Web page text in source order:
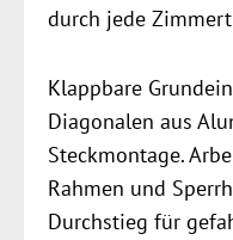
durch jede
Klappbare
Diagonalen aus
Steckmontage.
Rahmen und
Durchstieg für